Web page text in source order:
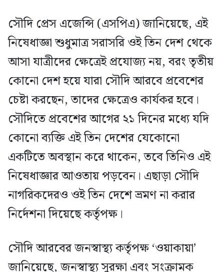
সৌদি প্রেস এজেন্সি (এসপিএ) জানিয়েছে, এই
নিষেধাজ্ঞা শুধুমাত্র সরাসরি ওই তিন দেশ থেকে
আসা যাত্রীদের ক্ষেত্রেই প্রযোজ্য নয়, বরং তৃতীয়
কোনো দেশ হয়ে যারা সৌদি আরবে প্রবেশের
চেষ্টা করছেন, তাদের ক্ষেত্রেও কার্যকর হবে।
সৌদিতে প্রবেশের আগের ২১ দিনের মধ্যে যদি
কোনো ব্যক্তি এই তিন দেশের যেকোনো
একটিতে অবস্থান করে থাকেন, তবে তিনিও এই
নিষেধাজ্ঞার আওতায় পড়বেন। এছাড়া সৌদি
নাগরিকদেরও ওই তিন দেশে ভ্রমণ না করার
নির্দেশনা দিয়েছে কর্তৃপক্ষ।
সৌদি আরবের জনস্বাস্থ্য কর্তৃপক্ষ ‘ওয়াকায়া’
জানিয়েছে, জনস্বাস্থ্য সুরক্ষা এবং সংক্রামক